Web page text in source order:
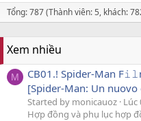
Tổng: 787 (Thành viên: 5, khách:
Xem nhiều
M
CB01.! Spider-Man
[Spider-Man: Un
Started by monicauoz Lúc
Hợp đồng và phụ lục hợp